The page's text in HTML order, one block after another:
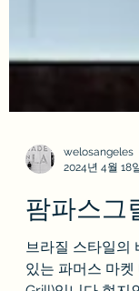
welosangeles
팜파스그